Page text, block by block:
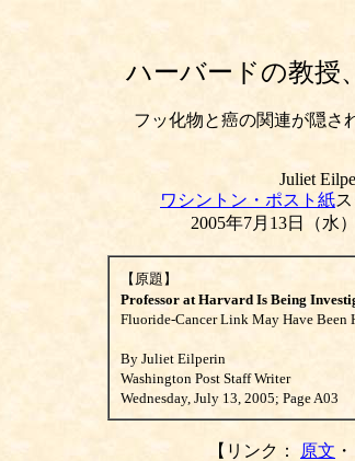
ハーバードの教授
フッ化物と癌の関連が隠さ
Juliet
ワシントン・ポスト紙
2005年7月13日（水
【原題】
Professor at Harvard Is Being
Fluoride-Cancer Link May Have Been
By Juliet Eilperin
Washington Post Staff Writer
Wednesday, July 13, 2005; Page A03
【リンク： 原文 ・